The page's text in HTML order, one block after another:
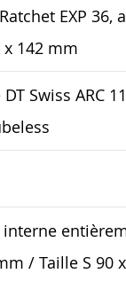
EXP
142 mm
Swiss ARC
interne
/ Taille S 90